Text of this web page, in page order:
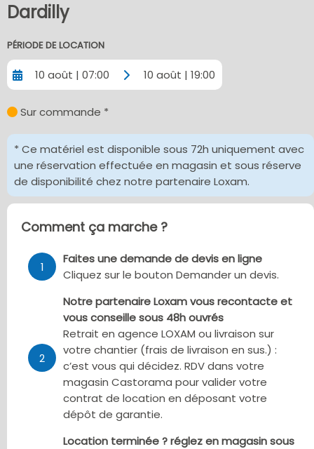
Dardilly
PÉRIODE DE LOCATION
10 août | 07:00 10 août | 19:00
Sur commande *
* Ce matériel est disponible sous 72h uniquement avec
une réservation effectuée en magasin et sous réserve
de disponibilité chez notre partenaire Loxam.
Comment ça marche ?
1
Faites une demande de devis en ligne
Cliquez sur le bouton Demander un devis.
2
Notre partenaire Loxam vous recontacte et
vous conseille sous 48h ouvrés
Retrait en agence LOXAM ou livraison sur
votre chantier (frais de livraison en sus.) :
c’est vous qui décidez. RDV dans votre
magasin Castorama pour valider votre
contrat de location en déposant votre
dépôt de garantie.
Location terminée ? réglez en magasin sous